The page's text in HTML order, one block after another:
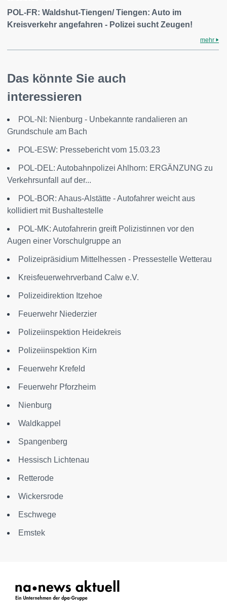
POL-FR: Waldshut-Tiengen/ Tiengen: Auto im
Kreisverkehr angefahren - Polizei sucht Zeugen!
mehr
Das könnte Sie auch
interessieren
POL-NI: Nienburg - Unbekannte randalieren an
Grundschule am Bach
POL-ESW: Pressebericht vom 15.03.23
POL-DEL: Autobahnpolizei Ahlhorn: ERGÄNZUNG zu
Verkehrsunfall auf der...
POL-BOR: Ahaus-Alstätte - Autofahrer weicht aus
kollidiert mit Bushaltestelle
POL-MK: Autofahrerin greift Polizistinnen vor den
Augen einer Vorschulgruppe an
Polizeipräsidium Mittelhessen - Pressestelle Wetterau
Kreisfeuerwehrverband Calw e.V.
Polizeidirektion Itzehoe
Feuerwehr Niederzier
Polizeiinspektion Heidekreis
Polizeiinspektion Kirn
Feuerwehr Krefeld
Feuerwehr Pforzheim
Nienburg
Waldkappel
Spangenberg
Hessisch Lichtenau
Retterode
Wickersrode
Eschwege
Emstek